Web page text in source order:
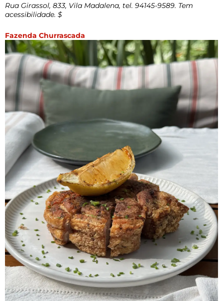
Rua Girassol, 833, Vila Madalena, tel. 94145-9589. Tem
acessibilidade. $
Fazenda Churrascada